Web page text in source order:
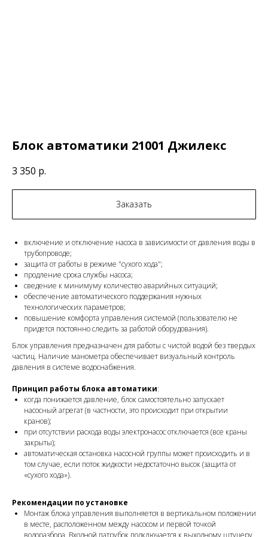
Блок автоматики 21001 Джилекс
3 350 р.
Заказать
включение и отключение насоса в зависимости от давления воды в
трубопроводе;
защита от работы в режиме "сухого хода";
продление срока службы насоса;
сведение к минимуму количество аварийных ситуаций;
обеспечение автоматического поддержания нужных
технологических параметров;
повышение комфорта управления системой (пользователю не
придется постоянно следить за работой оборудования).
Блок управления предназначен для работы с чистой водой без твердых
частиц. Наличие манометра обеспечивает визуальный контроль
давления в системе водоснабжения.
Принцип работы блока автоматики:
когда понижается давление, блок самостоятельно запускает
насосный агрегат (в частности, это происходит при открытии
кранов);
при отсутствии расхода воды электронасос отключается (все краны
закрыты);
автоматическая остановка насосной группы может происходить и в
том случае, если поток жидкости недостаточно высок (защита от
«сухого хода»).
Рекомендации по установке
Монтаж блока управления выполняется в вертикальном положении
в месте, расположенном между насосом и первой точкой